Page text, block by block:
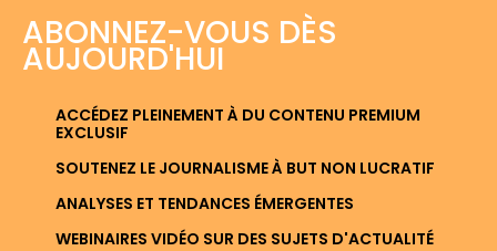
ABONNEZ-VOUS DÈS
AUJOURD'HUI
ACCÉDEZ PLEINEMENT À DU CONTENU PREMIUM
EXCLUSIF
SOUTENEZ LE JOURNALISME À BUT NON LUCRATIF
ANALYSES ET TENDANCES ÉMERGENTES
WEBINAIRES VIDÉO SUR DES SUJETS D'ACTUALITÉ